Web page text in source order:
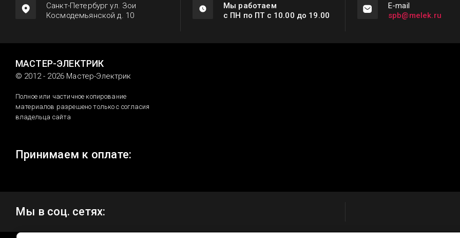
Санкт-Петербург ул. Зои
Космодемьянской д. 10
Мы работаем
с ПН по ПТ с 10.00 до 19.00
Е-mail
spb@melek.ru
МАСТЕР-ЭЛЕКТРИК
© 2012 - 2026 Мастер-Электрик
Полное или частичное копирование
материалов разрешено только с согласия
владельца сайта
Принимаем к оплате:
Мы в соц. сетях: